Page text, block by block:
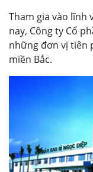
Tham gia vào lĩnh
nay, Công ty Cổ
những đơn vị tiên
miền Bắc.